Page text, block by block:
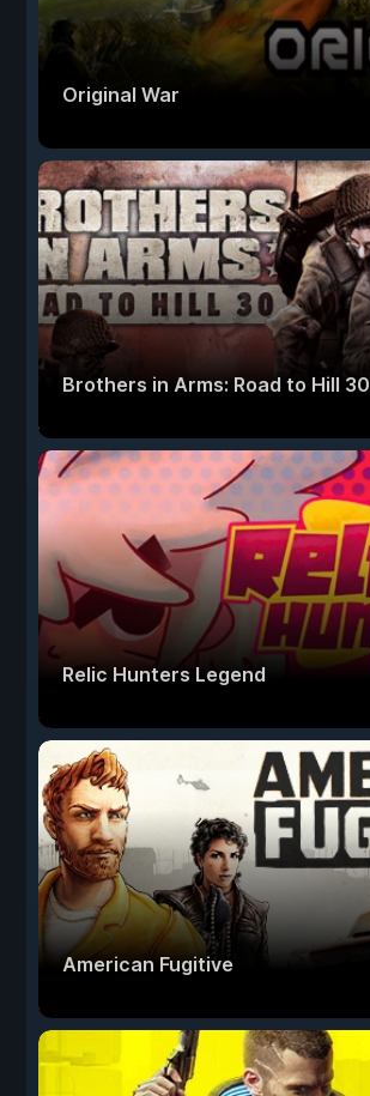
Original War
Brothers in Arms: Road to Hill 30
Relic Hunters Legend
American Fugitive